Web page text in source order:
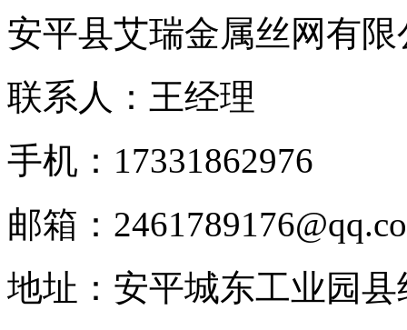
安平县艾瑞金属丝网有限
联系人：王经理
手机：17331862976
邮箱：
地址：安平城东工业园县